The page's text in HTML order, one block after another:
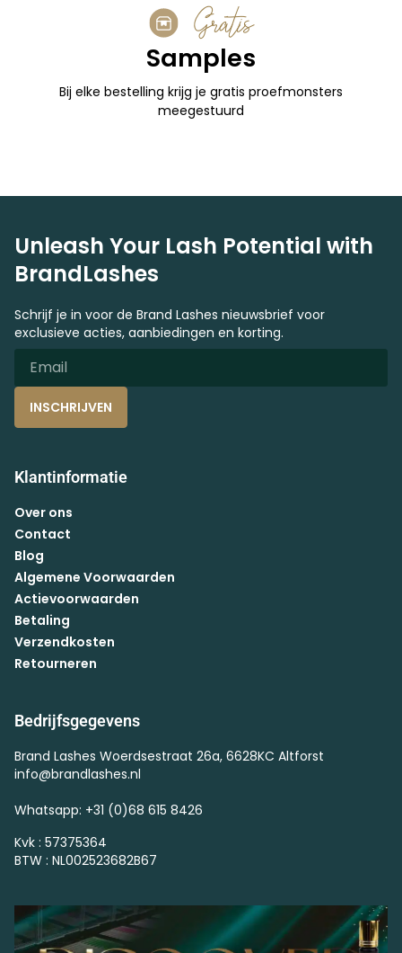
Gratis
Samples
Bij elke bestelling krijg je gratis proefmonsters
meegestuurd
Unleash Your Lash Potential with
BrandLashes
Schrijf je in voor de Brand Lashes nieuwsbrief voor
exclusieve acties, aanbiedingen en korting.
INSCHRIJVEN
Klantinformatie
Over ons
Contact
Blog
Algemene Voorwaarden
Actievoorwaarden
Betaling
Verzendkosten
Retourneren
Bedrijfsgegevens
Brand Lashes Woerdsestraat 26a, 6628KC Altforst
info@brandlashes.nl
Whatsapp: +31 (0)68 615 8426
Kvk : 57375364
BTW : NL002523682B67